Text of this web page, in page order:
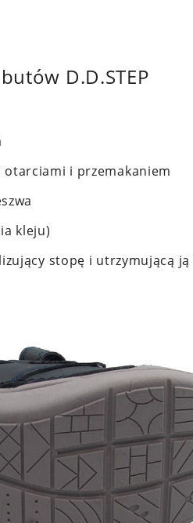
D.D.STEP
otarciami i przemakaniem
kleju)
stopę i utrzymującą ją